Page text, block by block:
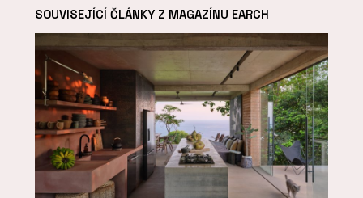
SOUVISEJÍCÍ ČLÁNKY Z MAGAZÍNU EARCH